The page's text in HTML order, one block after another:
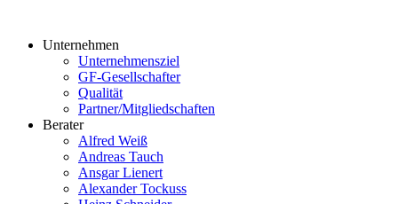
Unternehmen
Unternehmensziel
GF-Gesellschafter
Qualität
Partner/Mitgliedschaften
Berater
Alfred Weiß
Andreas Tauch
Ansgar Lienert
Alexander Tockuss